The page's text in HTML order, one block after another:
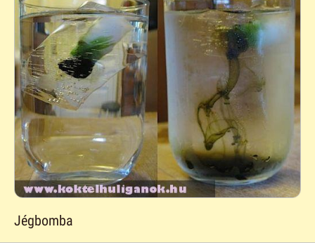
Jégbomba